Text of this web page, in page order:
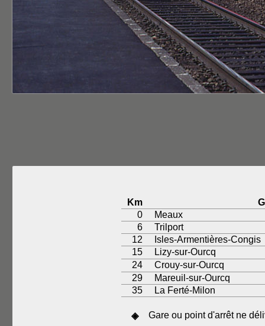
Km
0
Meaux
6
Trilport
12
Isles-Armentières-Congis
15
Lizy-sur-Ourcq
24
Crouy-sur-Ourcq
29
Mareuil-sur-Ourcq
35
La Ferté-Milon
◈ Gare ou point d'arrêt ne